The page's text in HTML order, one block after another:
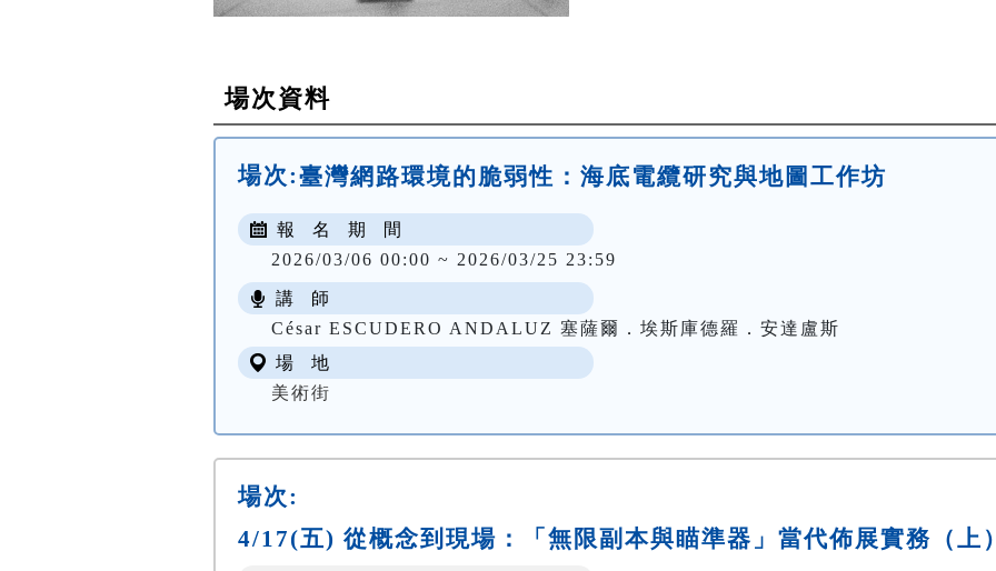
場次資料
場次:臺灣網路環境的脆弱性：海底電纜研究與地圖工作坊
報 名 期 間
2026/03/06 00:00 ~ 2026/03/25 23:59
講 師
César ESCUDERO ANDALUZ 塞薩爾．埃斯庫德羅．安達盧斯
場 地
美術街
場次:
4/17(五) 從概念到現場：「無限副本與瞄準器」當代佈展實務（上